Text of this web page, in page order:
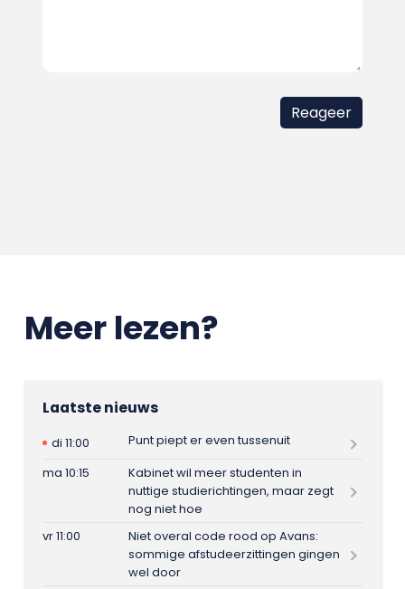
Meer lezen?
Laatste nieuws
di 11:00
Punt piept er even tussenuit
ma 10:15
Kabinet wil meer studenten in
nuttige studierichtingen, maar zegt
nog niet hoe
vr 11:00
Niet overal code rood op Avans:
sommige afstudeerzittingen gingen
wel door